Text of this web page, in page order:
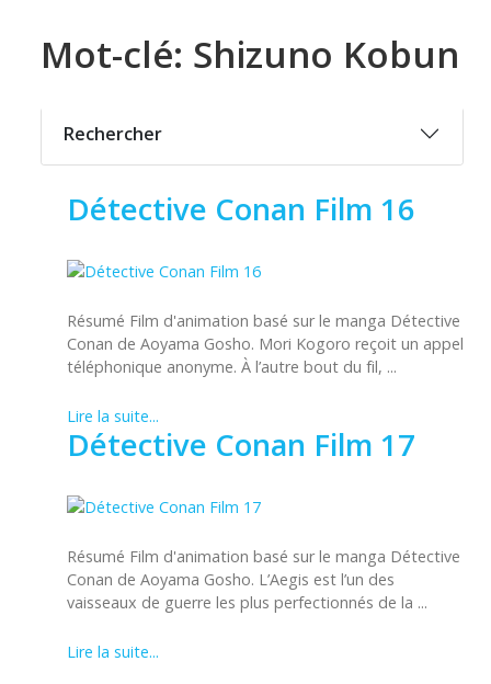
Mot-clé: Shizuno Kobun
Rechercher
Détective Conan Film 16
Résumé Film d'animation basé sur le manga Détective
Conan de Aoyama Gosho. Mori Kogoro reçoit un appel
téléphonique anonyme. À l’autre bout du fil, ...
Lire la suite...
Détective Conan Film 17
Résumé Film d'animation basé sur le manga Détective
Conan de Aoyama Gosho. L’Aegis est l’un des
vaisseaux de guerre les plus perfectionnés de la ...
Lire la suite...